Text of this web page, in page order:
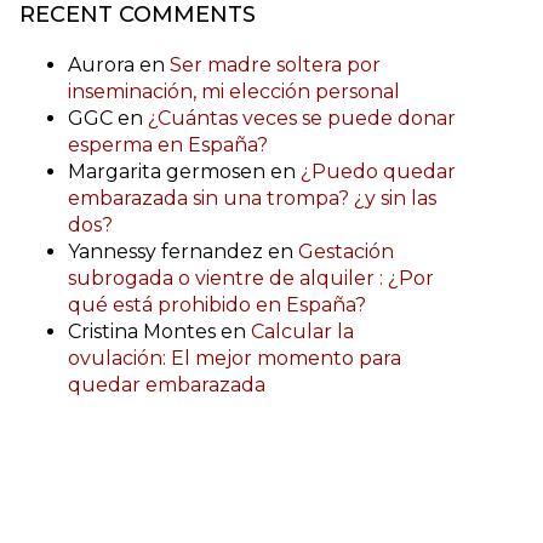
RECENT COMMENTS
Aurora en Ser madre soltera por
inseminación, mi elección personal
GGC en ¿Cuántas veces se puede donar
esperma en España?
Margarita germosen en ¿Puedo quedar
embarazada sin una trompa? ¿y sin las
dos?
Yannessy fernandez en Gestación
subrogada o vientre de alquiler : ¿Por
qué está prohibido en España?
Cristina Montes en Calcular la
ovulación: El mejor momento para
quedar embarazada